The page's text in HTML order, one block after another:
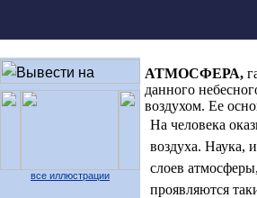
все иллюстрации
АТМОСФЕРА,
данного
воздухом. Ее
На человека
воздуха. Наука,
слоев
проявляются